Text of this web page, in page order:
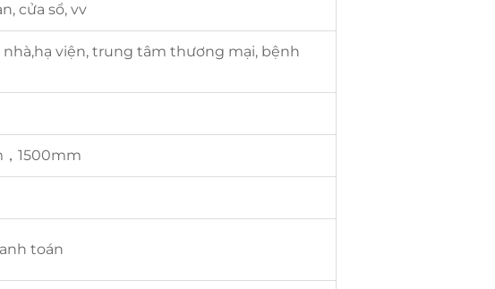
cửa sổ, vv
nhà,hạ viện, trung tâm thương mại, bệnh
1500mm
toán